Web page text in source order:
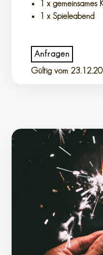
1 x gemeinsames
1 x Spieleabend
Anfragen
Gültig vom